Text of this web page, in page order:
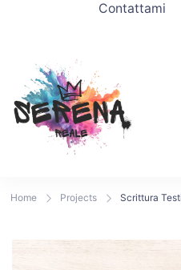
Contattami
Home Projects Scrittura